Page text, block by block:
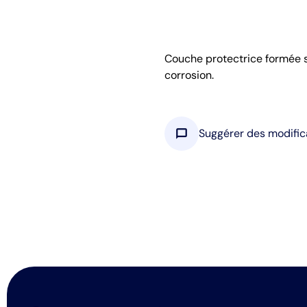
Couche protectrice formée
corrosion.
chat_bubble Suggérer des